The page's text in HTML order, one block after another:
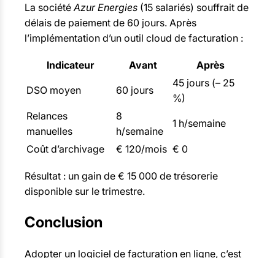
La société Azur Energies (15 salariés) souffrait de
délais de paiement de 60 jours. Après
l’implémentation d’un outil cloud de facturation :
Indicateur Avant Après
DSO moyen 60 jours
45 jours (– 25
%)
Relances
manuelles
8
h/semaine
1 h/semaine
Coût d’archivage € 120/mois € 0
Résultat : un gain de € 15 000 de trésorerie
disponible sur le trimestre.
Conclusion
Adopter un logiciel de facturation en ligne, c’est